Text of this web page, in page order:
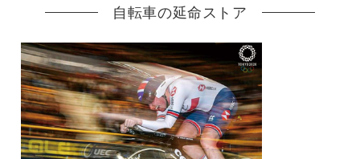
自転車の延命ストア